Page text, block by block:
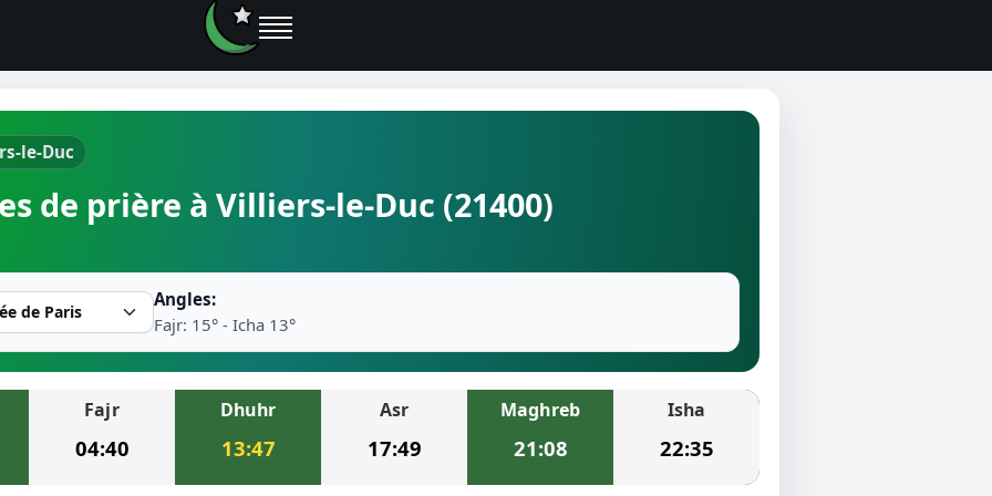
prières
près de moi
la prière
le-Duc
de prière à Villiers-le-Duc (21400)
Angles:
Fajr: 15° - Icha 13°
Fajr
04:40
Dhuhr
13:47
Asr
17:49
Maghreb
21:08
Isha
22:35